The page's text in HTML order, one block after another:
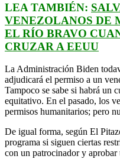
LEA TAMBIÉN:
VENEZOLANOS DE
EL RÍO BRAVO
CRUZAR A EEUU
La Administración Biden
adjudicará el permiso a un
Tampoco se sabe si habrá un
equitativo. En el pasado, los
permisos humanitarios; pero
De igual forma, según El
programa si siguen ciertas
con un patrocinador y aprobar